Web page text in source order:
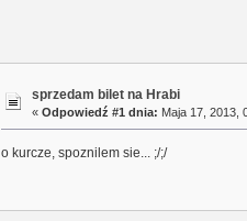
sprzedam bilet na Hrabi
« Odpowiedź #1 dnia: Maja 17, 2013,
o kurcze, spoznilem sie... ;/;/